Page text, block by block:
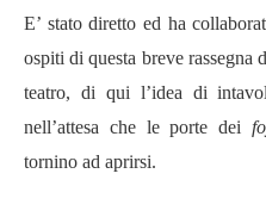
E’ stato diretto ed ha
ospiti di questa breve rassegna
teatro, di qui l’idea di
nell’attesa che le porte dei
tornino ad aprirsi.